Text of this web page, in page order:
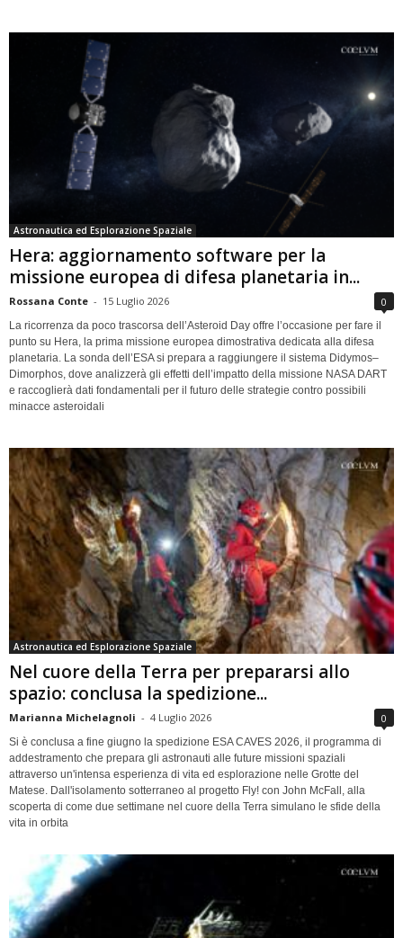
Astronautica ed Esplorazione Spaziale
Hera: aggiornamento software per la
missione europea di difesa planetaria in...
Rossana Conte - 15 Luglio 2026 0
La ricorrenza da poco trascorsa dell’Asteroid Day offre l’occasione per fare il
punto su Hera, la prima missione europea dimostrativa dedicata alla difesa
planetaria. La sonda dell’ESA si prepara a raggiungere il sistema Didymos–
Dimorphos, dove analizzerà gli effetti dell’impatto della missione NASA DART
e raccoglierà dati fondamentali per il futuro delle strategie contro possibili
minacce asteroidali
Astronautica ed Esplorazione Spaziale
Nel cuore della Terra per prepararsi allo
spazio: conclusa la spedizione...
Marianna Michelagnoli - 4 Luglio 2026 0
Si è conclusa a fine giugno la spedizione ESA CAVES 2026, il programma di
addestramento che prepara gli astronauti alle future missioni spaziali
attraverso un'intensa esperienza di vita ed esplorazione nelle Grotte del
Matese. Dall'isolamento sotterraneo al progetto Fly! con John McFall, alla
scoperta di come due settimane nel cuore della Terra simulano le sfide della
vita in orbita